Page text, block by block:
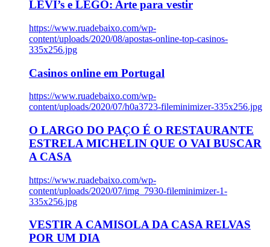
LEVI’s e LEGO: Arte para vestir
https://www.ruadebaixo.com/wp-
content/uploads/2020/08/apostas-online-top-casinos-
335x256.jpg
Casinos online em Portugal
https://www.ruadebaixo.com/wp-
content/uploads/2020/07/h0a3723-fileminimizer-335x256.jpg
O LARGO DO PAÇO É O RESTAURANTE
ESTRELA MICHELIN QUE O VAI BUSCAR
A CASA
https://www.ruadebaixo.com/wp-
content/uploads/2020/07/img_7930-fileminimizer-1-
335x256.jpg
VESTIR A CAMISOLA DA CASA RELVAS
POR UM DIA